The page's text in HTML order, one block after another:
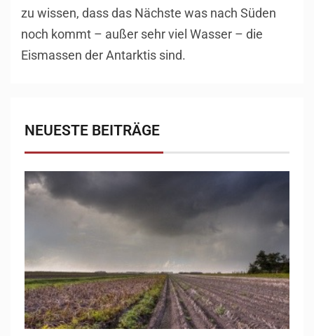
zu wissen, dass das Nächste was nach Süden
noch kommt – außer sehr viel Wasser – die
Eismassen der Antarktis sind.
NEUESTE BEITRÄGE